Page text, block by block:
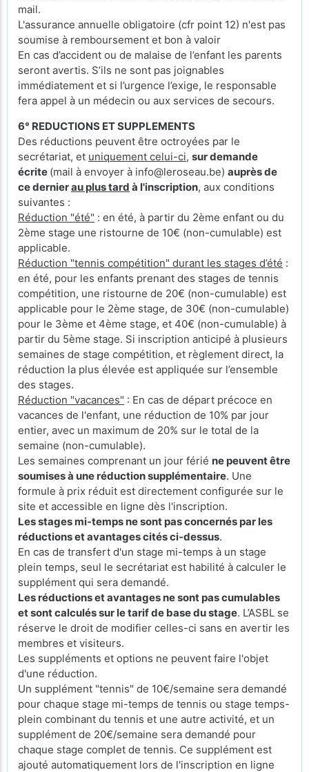
mail.
L'assurance annuelle obligatoire (cfr point 12) n'est pas
soumise à remboursement et bon à valoir
En cas d’accident ou de malaise de l’enfant les parents
seront avertis. S’ils ne sont pas joignables
immédiatement et si l’urgence l’exige, le responsable
fera appel à un médecin ou aux services de secours.
6° REDUCTIONS ET SUPPLEMENTS
Des réductions peuvent être octroyées par le
secrétariat, et uniquement celui-ci, sur demande
écrite (mail à envoyer à info@leroseau.be) auprès de
ce dernierau plus tard à l'inscription, aux conditions
suivantes :
Réduction "été" : en été, à partir du 2ème enfant ou du
2ème stage une ristourne de 10€ (non-cumulable) est
applicable.
Réduction "tennis compétition" durant les stages d’été :
en été, pour les enfants prenant des stages de tennis
compétition, une ristourne de 20€ (non-cumulable) est
applicable pour le 2ème stage, de 30€ (non-cumulable)
pour le 3ème et 4ème stage, et 40€ (non-cumulable) à
partir du 5ème stage. Si inscription anticipé à plusieurs
semaines de stage compétition, et règlement direct, la
réduction la plus élevée est appliquée sur l’ensemble
des stages.
Réduction "vacances" : En cas de départ précoce en
vacances de l'enfant, une réduction de 10% par jour
entier, avec un maximum de 20% sur le total de la
semaine (non-cumulable).
Les semaines comprenant un jour férié ne peuvent être
soumises à une réduction supplémentaire. Une
formule à prix réduit est directement configurée sur le
site et accessible en ligne dès l'inscription.
Les stages mi-temps ne sont pas concernés par les
réductions et avantages cités ci-dessus.
En cas de transfert d'un stage mi-temps à un stage
plein temps, seul le secrétariat est habilité à calculer le
supplément qui sera demandé.
Les réductions et avantages ne sont pas cumulables
et sont calculés sur le tarif de base du stage. L’ASBL se
réserve le droit de modifier celles-ci sans en avertir les
membres et visiteurs.
Les suppléments et options ne peuvent faire l'objet
d'une réduction.
Un supplément "tennis" de 10€/semaine sera demandé
pour chaque stage mi-temps de tennis ou stage temps-
plein combinant du tennis et une autre activité, et un
supplément de 20€/semaine sera demandé pour
chaque stage complet de tennis. Ce supplément est
ajouté automatiquement lors de l'inscription en ligne